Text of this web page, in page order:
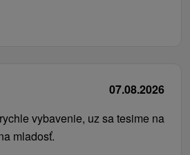
07.08.2026
vybavenie, uz sa tesime na
mladosť.